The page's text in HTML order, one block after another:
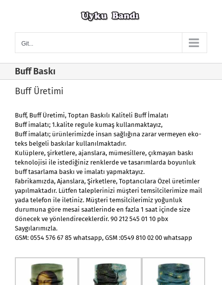
Git...
Buff Baskı
Buff Üretimi
Buff, Buff Üretimi, Toptan Baskılı Kaliteli Buff İmalatı
Buff imalatı; 1.kalite regule kumaş kullanmaktayız,
Buff imalatı; ürünlerimizde insan sağlığına zarar vermeyen eko-
teks belgeli baskılar kullanılmaktadır.
Kulüplere, şirketlere, ajanslara, mümesillere, çıkmayan baskı
teknolojisi ile istediğiniz renklerde ve tasarımlarda boyunluk
buff tasarlama baskı ve imalatı yapmaktayız.
Fabrikamızda, Ajanslara, Şirketlere, Toptancılara Özel üretimler
yapılmaktadır. Lütfen taleplerinizi müşteri temsilcilerimize mail
yada telefon ile iletiniz. Müşteri temsilcilerimiz yoğunluk
durumuna göre mesai saatlerinde en fazla 1 saat içinde size
dönecek ve yönlendireceklerdir. 90 212 545 01 10 pbx
Saygılarımızla.
GSM: 0554 576 67 85 whatsapp, GSM :0549 810 02 00 whatsapp